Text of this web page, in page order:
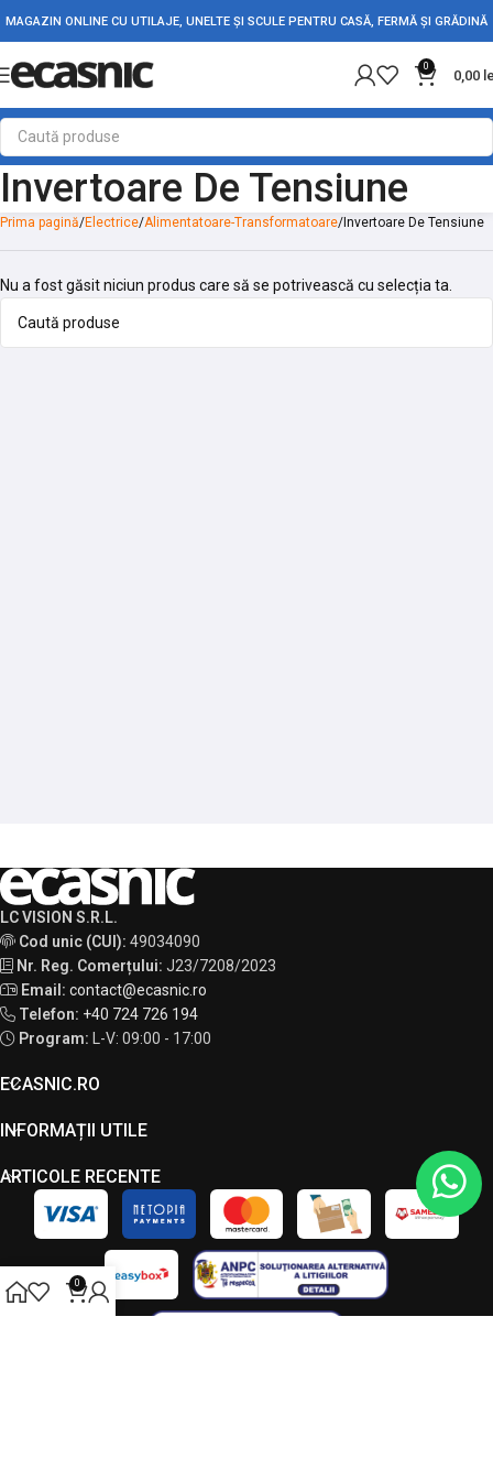
MAGAZIN ONLINE CU UTILAJE, UNELTE ȘI SCULE PENTRU CASĂ, FERMĂ ȘI GRĂDINĂ
0
0,00
Invertoare De Tensiune
Prima pagină Electrice Alimentatoare-Transformatoare Invertoare De Tensiune
Nu a fost găsit niciun produs care să se potrivească cu selecția ta.
LC VISION S.R.L.
Cod unic (CUI): 49034090
Nr. Reg. Comerțului: J23/7208/2023
Email: contact@ecasnic.ro
Telefon: +40 724 726 194
Program: L-V: 09:00 - 17:00
ECASNIC.RO
INFORMAȚII UTILE
ARTICOLE RECENTE
0